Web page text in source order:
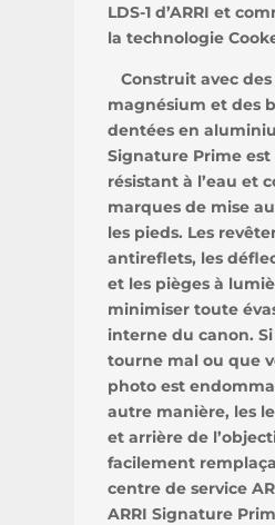
LDS-1 d’ARRI et
la technologie
Construit avec
magnésium et des
dentées en
Signature Prime est
résistant à l’eau et
marques de mise
les pieds. Les
antireflets, les
et les pièges à
minimiser toute
interne du canon.
tourne mal ou que
photo est
autre manière, les
et arrière de
facilement
centre de service
ARRI Signature